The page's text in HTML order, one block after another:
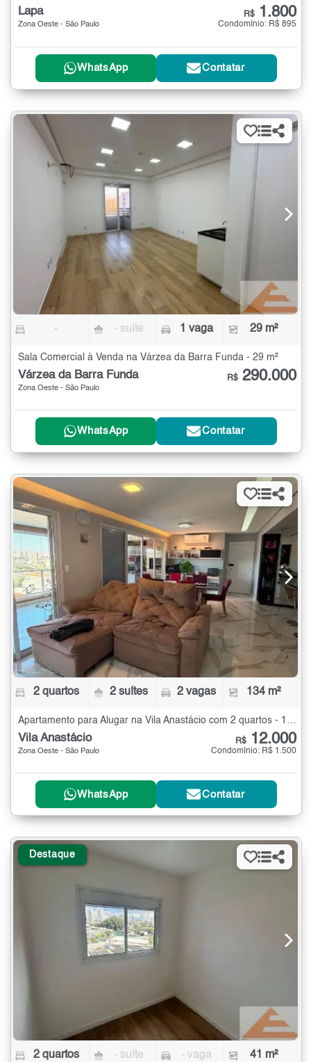
Lapa
Zona Oeste - São Paulo
R$ 1.800
Condomínio: R$ 895
WhatsApp Contatar
- - suíte 1 vaga 29 m²
Sala Comercial à Venda na Várzea da Barra Funda - 29 m²
Várzea da Barra Funda
Zona Oeste - São Paulo
R$ 290.000
WhatsApp Contatar
2 quartos 2 suítes 2 vagas 134 m²
Apartamento para Alugar na Vila Anastácio com 2 quartos - 134 m²
Vila Anastácio
Zona Oeste - São Paulo
R$ 12.000
Condomínio: R$ 1.500
WhatsApp Contatar
Destaque
2 quartos - suíte - vaga 41 m²